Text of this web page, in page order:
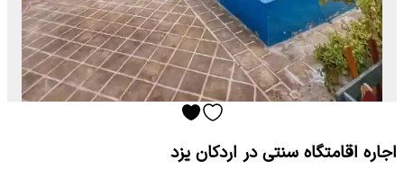
اجاره اقامتگاه سنتی در اردکان یزد